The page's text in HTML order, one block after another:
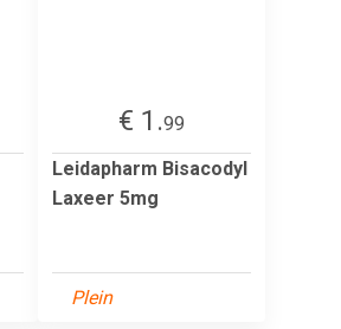
€ 1.99
Leidapharm Bisacodyl
Laxeer 5mg
Plein